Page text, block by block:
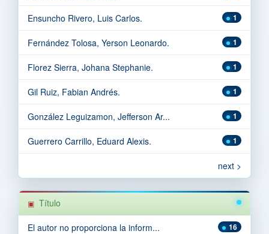
1
Ensuncho Rivero, Luis Carlos.
1
Fernández Tolosa, Yerson Leonardo.
1
Florez Sierra, Johana Stephanie.
1
Gil Ruiz, Fabian Andrés.
1
González Leguizamon, Jefferson Ar...
1
Guerrero Carrillo, Eduard Alexis.
next >
Título
16
El autor no proporciona la inform...